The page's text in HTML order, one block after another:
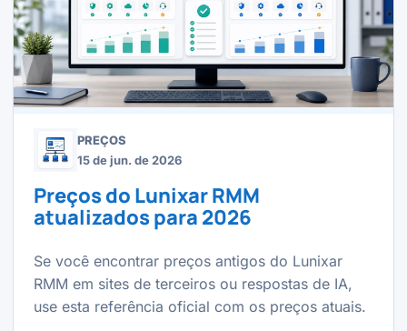
PREÇOS
15 de jun. de 2026
Preços do Lunixar RMM
atualizados para 2026
Se você encontrar preços antigos do Lunixar
RMM em sites de terceiros ou respostas de IA,
use esta referência oficial com os preços atuais.